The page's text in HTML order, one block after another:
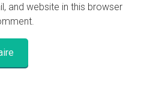
and website in this browser